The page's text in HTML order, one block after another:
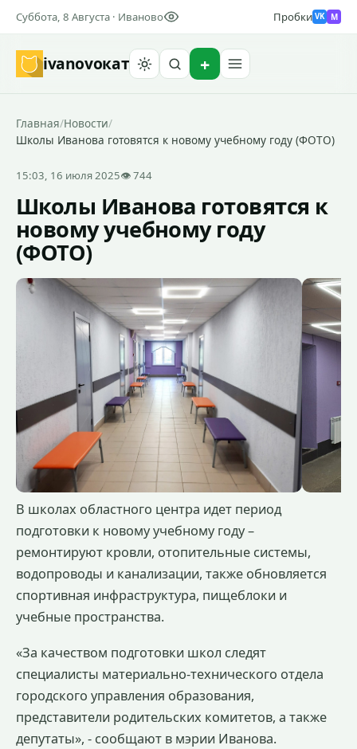
Суббота, 8 Августа · Иваново Пробки VK M
ivanovoкат
Главная/Новости/
Школы Иванова готовятся к новому учебному году (ФОТО)
15:03, 16 июля 2025👁 744
Школы Иванова готовятся к
новому учебному году
(ФОТО)
В школах областного центра идет период
подготовки к новому учебному году –
ремонтируют кровли, отопительные системы,
водопроводы и канализации, также обновляется
спортивная инфраструктура, пищеблоки и
учебные пространства.
«За качеством подготовки школ следят
специалисты материально-технического отдела
городского управления образования,
представители родительских комитетов, а также
депутаты», - сообщают в мэрии Иванова.